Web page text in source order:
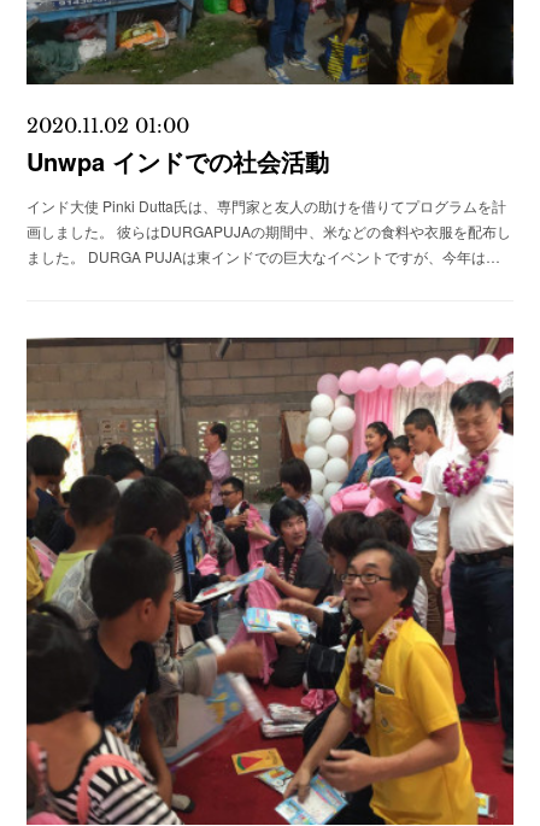
2020.11.02 01:00
Unwpa インドでの社会活動
インド大使 Pinki Dutta氏は、専門家と友人の助けを借りてプログラムを計
画しました。 彼らはDURGAPUJAの期間中、米などの食料や衣服を配布し
ました。 DURGA PUJAは東インドでの巨大なイベントですが、今年は…